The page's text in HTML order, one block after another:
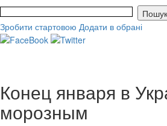
Зробити стартовою Додати в обрані
Конец января в
морозным